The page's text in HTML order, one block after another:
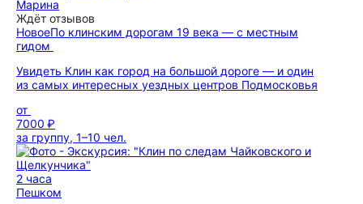
Марина
Ждёт отзывов
НовоеПо клинским дорогам 19 века — с местным
гидом
Увидеть Клин как город на большой дороге — и один
из самых интересных уездных центров Подмосковья
от
7000 ₽
за группу, 1–10 чел.
2 часа
Пешком